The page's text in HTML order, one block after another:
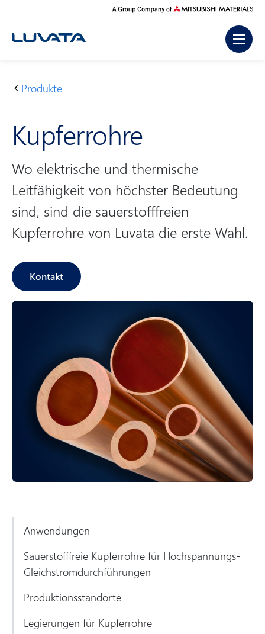
content
S
a
r
s
e
i
e
Produkte
K
p
r
r
o
r
Kupferrohre
Wo elektrische und thermische
Leitfähigkeit von höchster Bedeutung
sind, sind die sauerstofffreien
Kupferrohre von Luvata die erste Wahl.
Kontakt
Anwendungen
Sauerstofffreie Kupferrohre für Hochspannungs-
Gleichstromdurchführungen
Produktionsstandorte
Legierungen für Kupferrohre